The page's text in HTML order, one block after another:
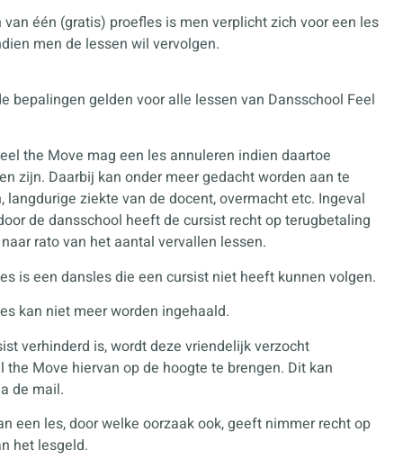
één (gratis) proefles is men verplicht zich voor een les
men de lessen wil vervolgen.
bepalingen gelden voor alle lessen van Dansschool Feel
the Move mag een les annuleren indien daartoe
zijn. Daarbij kan onder meer gedacht worden aan te
langdurige ziekte van de docent, overmacht etc. Ingeval
de dansschool heeft de cursist recht op terugbetaling
rato van het aantal vervallen lessen.
is een dansles die een cursist niet heeft kunnen volgen.
kan niet meer worden ingehaald.
verhinderd is, wordt deze vriendelijk verzocht
the Move hiervan op de hoogte te brengen. Dit kan
de mail.
een les, door welke oorzaak ook, geeft nimmer recht op
het lesgeld.